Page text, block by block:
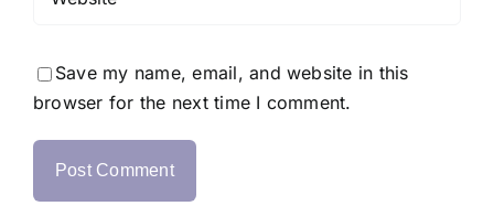
Save my name, email, and website in this
browser for the next time I comment.